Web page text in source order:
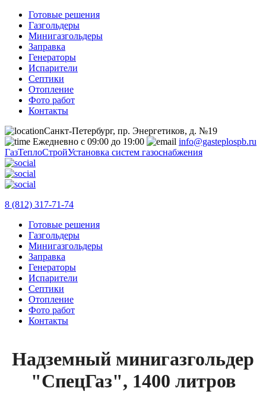
Готовые решения
Газгольдеры
Минигазгольдеры
Заправка
Генераторы
Испарители
Септики
Отопление
Фото работ
Контакты
Санкт-Петербург, пр. Энергетиков, д. №19
Ежедневно с 09:00 до 19:00
info@gasteplospb.ru
ГазТеплоСтройУстановка систем газоснабжения
8 (812) 317-71-74
Готовые решения
Газгольдеры
Минигазгольдеры
Заправка
Генераторы
Испарители
Септики
Отопление
Фото работ
Контакты
Надземный минигазгольдер
"СпецГаз", 1400 литров